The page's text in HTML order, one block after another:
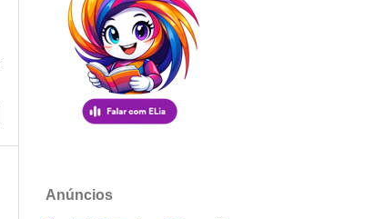
Anúncios